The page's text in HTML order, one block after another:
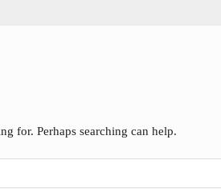
for. Perhaps searching can help.